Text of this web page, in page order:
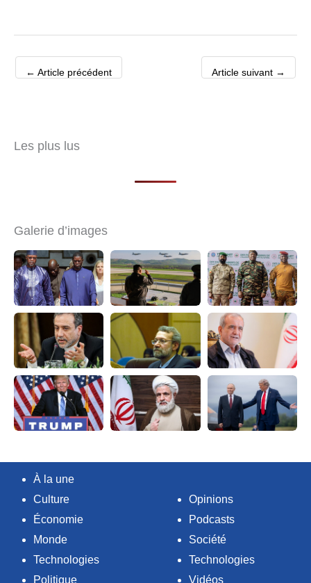
← Article précédent Article suivant →
Les plus lus
Galerie d’images
À la une
Culture
Économie
Monde
Technologies
Politique
Opinions
Podcasts
Société
Technologies
Vidéos